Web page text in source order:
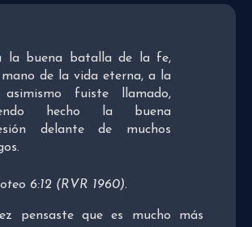
la buena batalla de la fe,
mano de la vida eterna, a la
fuiste llamado,
hecho la buena
delante de muchos
6:12 (RVR 1960).
pensaste que es mucho más